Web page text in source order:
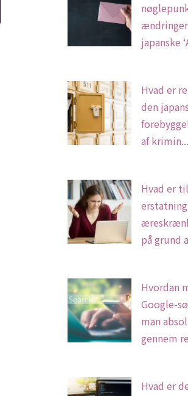
japanske
Hvad er
den
af krimin...
Hvad er
på grund
Hvordan
Google-
man
gennem
Hvad er